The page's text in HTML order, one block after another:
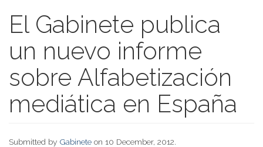
El Gabinete publica
un nuevo informe
sobre Alfabetización
mediática en España
Submitted by Gabinete on 10 December, 2012.